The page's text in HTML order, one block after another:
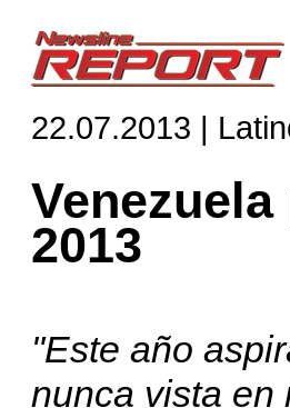
22.07.2013 |
2013
"Este año
nunca vista en